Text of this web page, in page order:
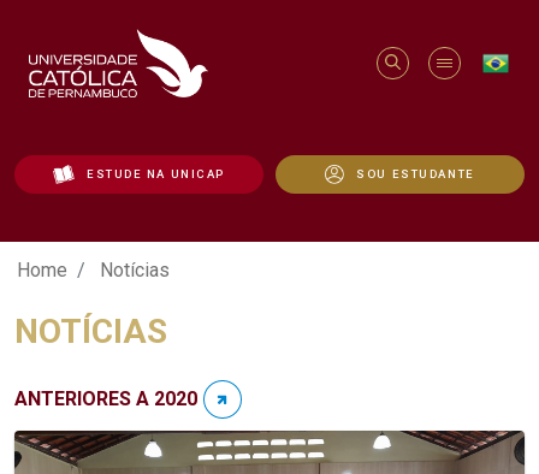
ESTUDE NA UNICAP SOU ESTUDANTE
Notícias - Unicap
Home Notícias
NOTÍCIAS
ANTERIORES A 2020